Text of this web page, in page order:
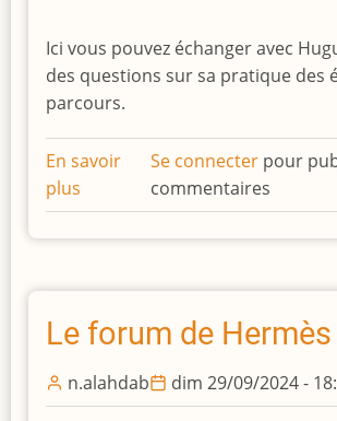
Ici vous pouvez échanger avec
des questions sur sa pratique des
parcours.
En savoir
plus
Le
forum
Hugues
Se connecterpour
commentaires
Le forum de Hermès
n.alahdab dim 29/09/2024 -